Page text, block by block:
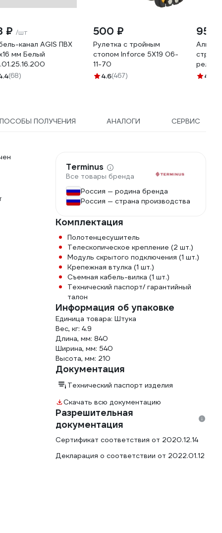
₽ /шт
канал AGIS ПВХ
мм Белый
(68)
500 ₽
Рулетка с тройным
стопом Inforce 5Х19 06-
11-70
4.6(467)
959
рельс
4.5
ПОЛУЧЕНИЯ АНАЛОГИ СЕРВИС
Terminus
Все товары бренда
Россия — родина бренда
Россия — страна производства
Комплектация
Полотенцесушитель
Телескопическое крепление (2 шт.)
Модуль скрытого подключения (1 шт.)
Крепежная втулка (1 шт.)
Съемная кабель-вилка (1 шт.)
Технический паспорт/ гарантийный
талон
Информация об упаковке
Единица товара: Штука
Вес, кг: 4.9
Длина, мм: 840
Ширина, мм: 540
Высота, мм: 210
Документация
Технический паспорт изделия
Скачать всю документацию
Разрешительная
документация
Сертификат соответствия от 2020.12.14
Декларация о соответствии от 2022.01.12